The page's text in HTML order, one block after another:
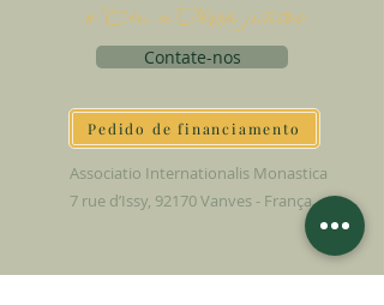
o Céu à Terra juntos
Contate-nos
Pedido de financiamento
Associatio Internationalis Monastica
7 rue d’Issy, 92170 Vanves - França